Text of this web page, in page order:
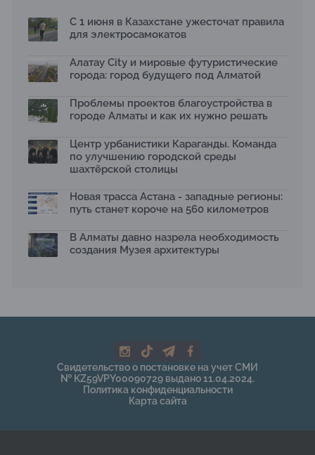
С 1 июня в Казахстане ужесточат правила
для электросамокатов
Алатау City и мировые футуристические
города: город будущего под Алматой
Проблемы проектов благоустройства в
городе Алматы и как их нужно решать
Центр урбанистики Караганды. Команда
по улучшению городской среды
шахтёрской столицы
Новая трасса Астана - западные регионы:
путь станет короче на 560 километров
В Алматы давно назрела необходимость
создания Музея архитектуры
Свидетельство о постановке на учет СМИ
№ KZ59VPY00090729 выдано 11.04.2024.
Политика конфиденциальности
Карта сайта